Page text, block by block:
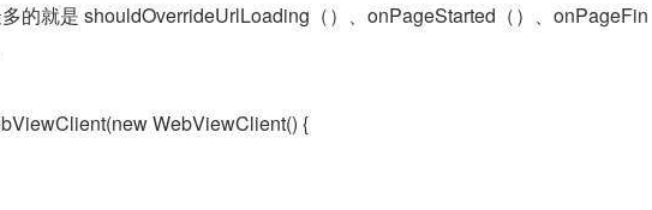
的就是 shouldOverrideUrlLoading（）、onPageStarted（）、onPageFin
WebViewClient() {